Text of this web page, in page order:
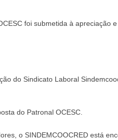
foi submetida à apreciação
do Sindicato Laboral
do Patronal OCESC.
o SINDEMCOOCRED está